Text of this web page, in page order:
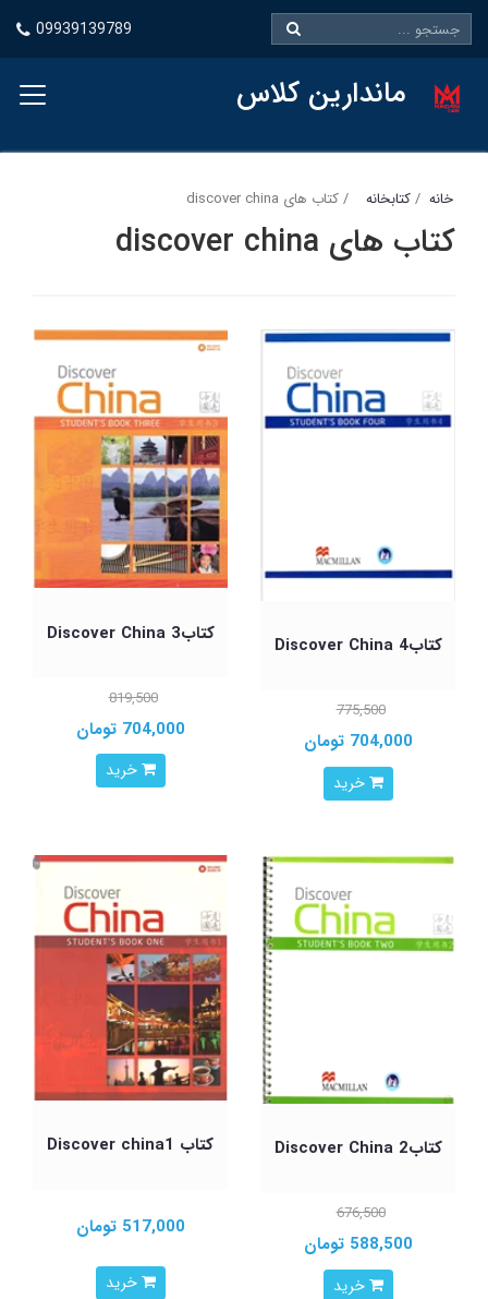
09939139789
ماندارین کلاس
خانه کتابخانه کتاب های discover china
کتاب های discover china
کتابDiscover China 4
775,500
704,000 تومان
خرید
کتابDiscover China 3
819,500
704,000 تومان
خرید
کتابDiscover China 2
676,500
588,500 تومان
خرید
کتاب Discover china1
517,000 تومان
خرید